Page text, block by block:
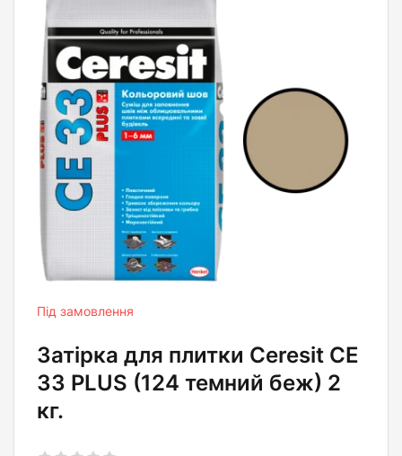
Під замовлення
Затірка для плитки Ceresit СЕ
33 PLUS (124 темний беж) 2
кг.